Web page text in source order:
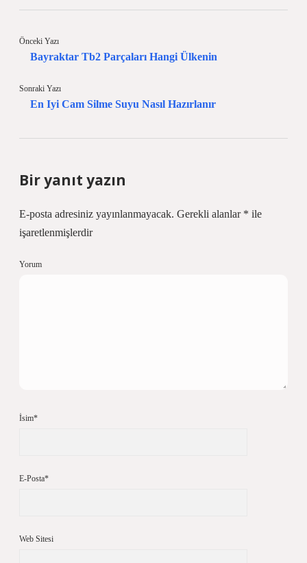
Önceki Yazı
Bayraktar Tb2 Parçaları Hangi Ülkenin
Sonraki Yazı
En Iyi Cam Silme Suyu Nasıl Hazırlanır
Bir yanıt yazın
E-posta adresiniz yayınlanmayacak. Gerekli alanlar * ile
işaretlenmişlerdir
Yorum
İsim*
E-Posta*
Web Sitesi